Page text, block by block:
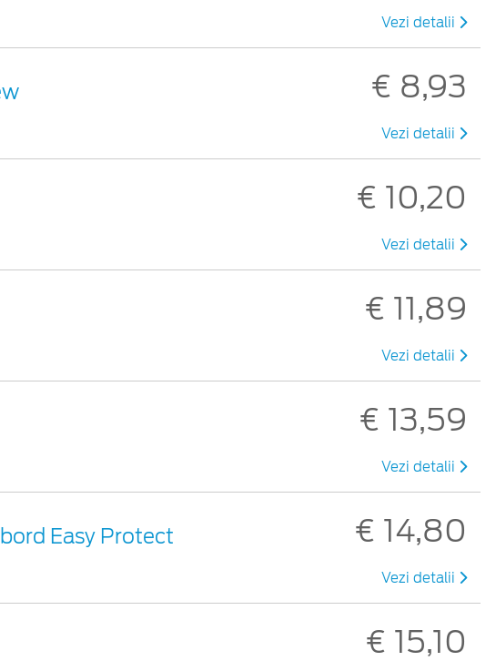
Vezi detalii
€ 8,93
Vezi detalii
€ 10,20
Vezi detalii
€ 11,89
Vezi detalii
€ 13,59
Vezi detalii
Easy Protect € 14,80
Vezi detalii
€ 15,10